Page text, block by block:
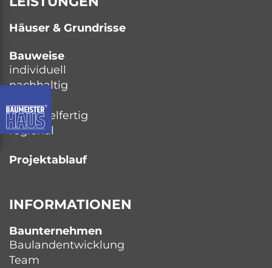
Häuser & Grundrisse
Bauweise
individuell
nachhaltig
schlüsselfertig
regional
Projektablauf
INFORMATIONEN
Baunternehmen
Baulandentwicklung
Team